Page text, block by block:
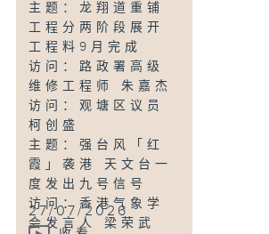
访问：立法会议
员、港大校董 陈学
锋
主题：本港6月出口
增速按年加快至
53.4% 进口升
45.4%
访问：香港付货人
委员会主席 许彼得
主题：有婴儿配方
奶粉批次疑铅含量
超标
主题：龙翔道重铺
工程分两阶段展开
工程料9月完成
访问：路政署高级
维修工程师 朱嘉杰
访问：观塘区议员
柯创盛
主题：强台风「红
霞」袭港 天文台一
度发出九号信号
访问：香港气象学
会发言人 梁荣武
27/07/2026